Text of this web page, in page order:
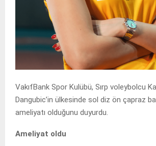
VakıfBank Spor Kulübü, Sırp voleybolcu
Dangubic’in ülkesinde sol diz ön çapraz
ameliyatı olduğunu duyurdu.
Ameliyat oldu